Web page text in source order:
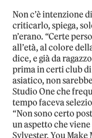
Non c’è intenzione
criticarlo, spiega,
n’erano. “Certe
all’età, al colore
dice, e già da
prima in certi club di
asiatico, non
Studio One che
tempo faceva
“Non sono certo
un aspetto che
Sylvester, You Make